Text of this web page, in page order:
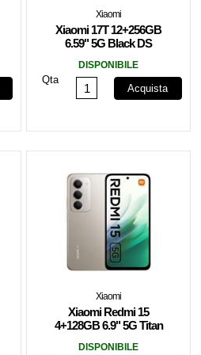
Xiaomi
Xiaomi 17T 12+256GB
6.59" 5G Black DS
DISPONIBILE
Qta
Acquista
Xiaomi
Xiaomi Redmi 15
4+128GB 6.9" 5G Titan
DISPONIBILE